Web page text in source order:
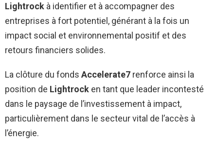
Lightrock à identifier et à accompagner des
entreprises à fort potentiel, générant à la fois un
impact social et environnemental positif et des
retours financiers solides.
La clôture du fonds Accelerate7 renforce ainsi la
position de Lightrock en tant que leader incontesté
dans le paysage de l’investissement à impact,
particulièrement dans le secteur vital de l’accès à
l’énergie.